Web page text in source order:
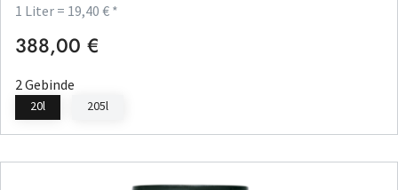
1 Liter = 19,40 € *
Regulärer Preis:
388,00 €
2 Gebinde
20l 205l